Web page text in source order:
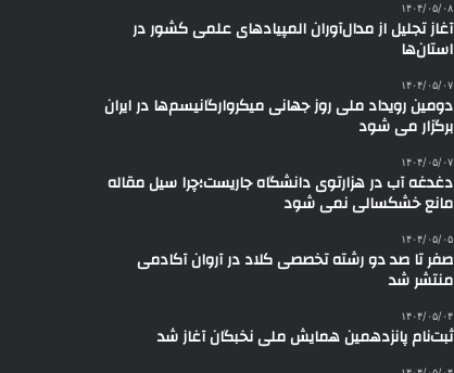
۱۴۰۴/۰۵/۰۸
آغاز تجلیل از مدال‌آوران المپیادهای علمی کشور در
استان‌ها
۱۴۰۴/۰۵/۰۷
دومین رویداد ملی روز جهانی میکروارگانیسم‌ها در ایران
برگزار می شود
۱۴۰۴/۰۵/۰۷
دغدغه آب در هزارتوی دانشگاه جاریست؛چرا سیل مقاله
مانع خشکسالی نمی شود
۱۴۰۴/۰۵/۰۵
صفر تا صد دو رشته‌ تخصصی کلاد در آروان آکادمی
منتشر شد
۱۴۰۴/۰۵/۰۴
ثبت‌نام پانزدهمین همایش ملی نخبگان آغاز شد